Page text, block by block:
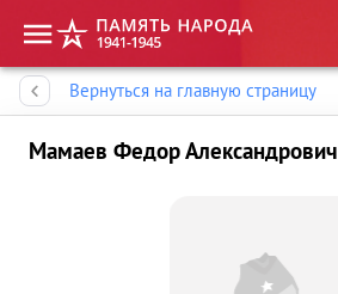
Вернуться на главную страницу
Мамаев Федор Александрович
Память народа